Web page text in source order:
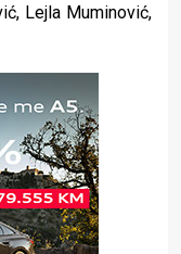
Lejla Muminović,